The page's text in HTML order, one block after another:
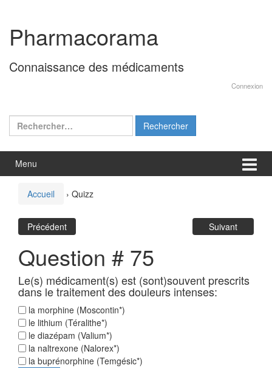
contenu
menu
principal
Pharmacorama
Connaissance des médicaments
Connexion
Rechercher :
Menu
Accueil › Quizz
Précédent Suivant
Question # 75
Le(s) médicament(s) est (sont)souvent prescrits
dans le traitement des douleurs intenses:
la morphine (Moscontin*)
le lithium (Téralithe*)
le diazépam (Valium*)
la naltrexone (Nalorex*)
la buprénorphine (Temgésic*)